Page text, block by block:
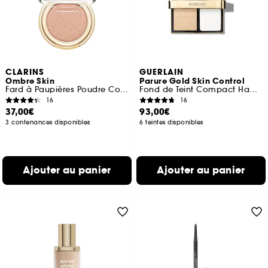
CLARINS
Ombre Skin
Fard à Paupières Poudre Couleur Intense
16
37,00€
3 contenances disponibles
Ajouter au panier
GUERLAIN
Parure Gold Skin Control
Fond de Teint Compact Haute Perfection & Matité
16
93,00€
6 teintes disponibles
Ajouter au panier